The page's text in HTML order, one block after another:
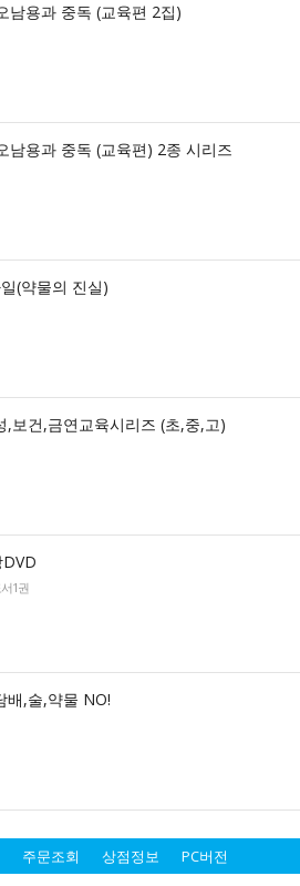
남용과 중독 (교육편 2집)
남용과 중독 (교육편) 2종 시리즈
(약물의 진실)
,보건,금연교육시리즈 (초,중,고)
1권
배,술,약물 NO!
주문조회 상점정보 PC버전